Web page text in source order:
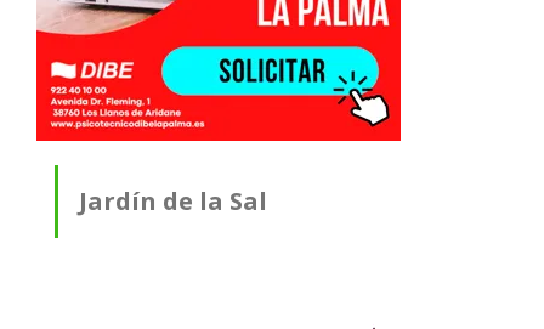
Jardín de la Sal